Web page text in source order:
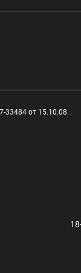
33484 от 15.10.08.